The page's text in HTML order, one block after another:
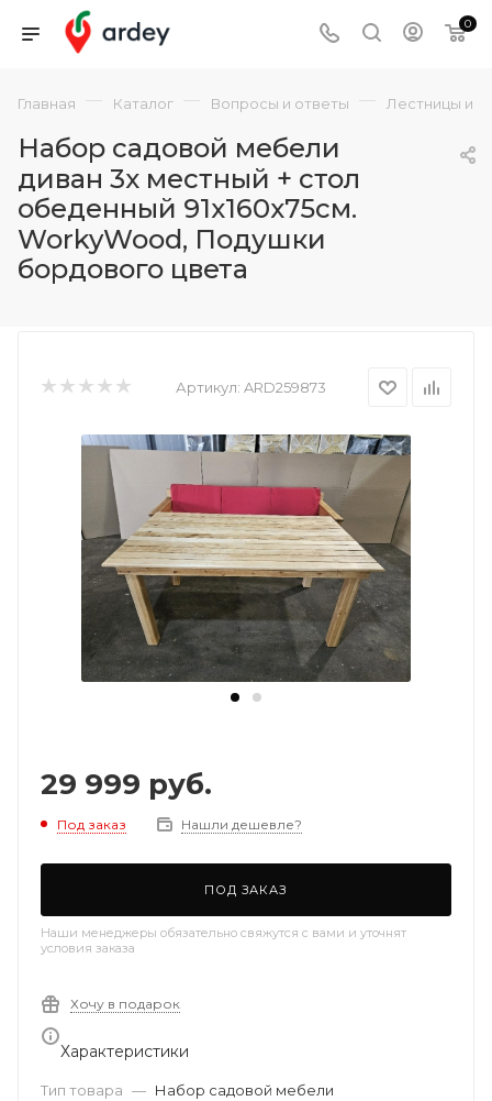
0
Главная — Каталог — Вопросы и ответы — Лестницы и
Набор садовой мебели
диван 3х местный + стол
обеденный 91х160х75см.
WorkyWood, Подушки
бордового цвета
Артикул: ARD259873
29 999 руб.
Под заказ Нашли дешевле?
ПОД ЗАКАЗ
Наши менеджеры обязательно свяжутся с вами и уточнят
условия заказа
Хочу в подарок
Характеристики
Тип товара — Набор садовой мебели